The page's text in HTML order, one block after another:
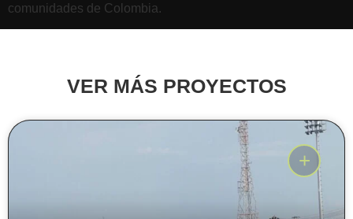
comunidades de Colombia.
VER MÁS PROYECTOS